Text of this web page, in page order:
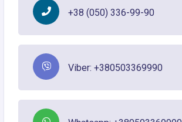
+38 (050) 336-99-90
Viber: +380503369990